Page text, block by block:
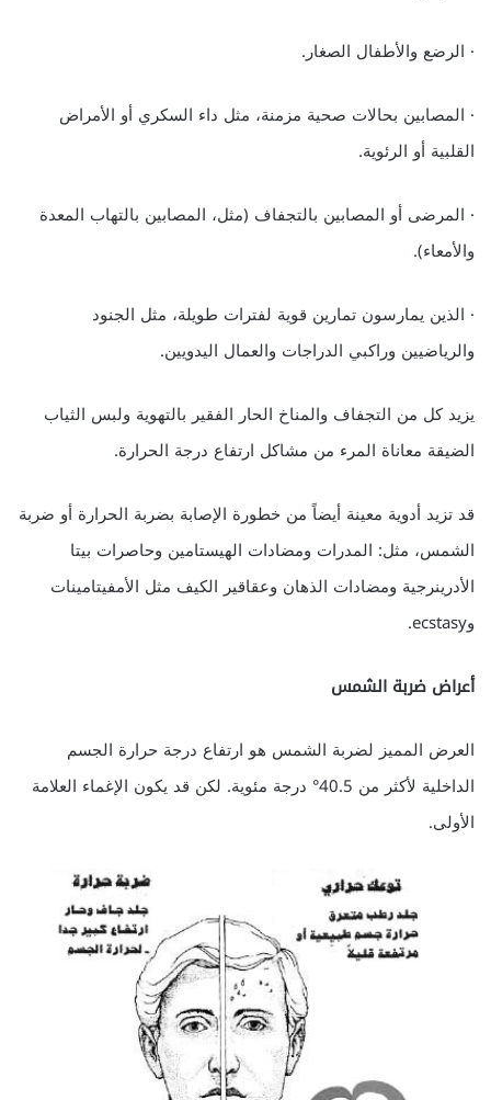
· الرضع والأطفال الصغار.
· المصابين بحالات صحية مزمنة، مثل داء السكري أو الأمراض
القلبية أو الرئوية.
· المرضى أو المصابين بالتجفاف (مثل، المصابين بالتهاب المعدة
والأمعاء).
· الذين يمارسون تمارين قوية لفترات طويلة، مثل الجنود
والرياضيين وراكبي الدراجات والعمال اليدويين.
يزيد كل من التجفاف والمناخ الحار الفقير بالتهوية ولبس الثياب
الضيقة معاناة المرء من مشاكل ارتفاع درجة الحرارة.
قد تزيد أدوية معينة أيضاً من خطورة الإصابة بضربة الحرارة أو ضربة
الشمس، مثل: المدرات ومضادات الهيستامين وحاصرات بيتا
الأدرينرجية ومضادات الذهان وعقاقير الكيف مثل الأمفيتامينات
وecstasy.
أعراض ضربة الشمس
العرض المميز لضربة الشمس هو ارتفاع درجة حرارة الجسم
الداخلية لأكثر من 40.5° درجة مئوية. لكن قد يكون الإغماء العلامة
الأولى.